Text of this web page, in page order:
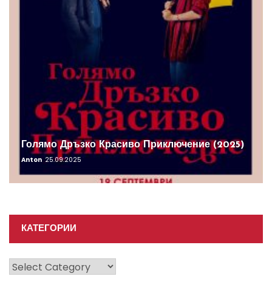
Голямо Дръзко Красиво Приключение (2025)
Anton 25.09.2025
КАТЕГОРИИ
Категории